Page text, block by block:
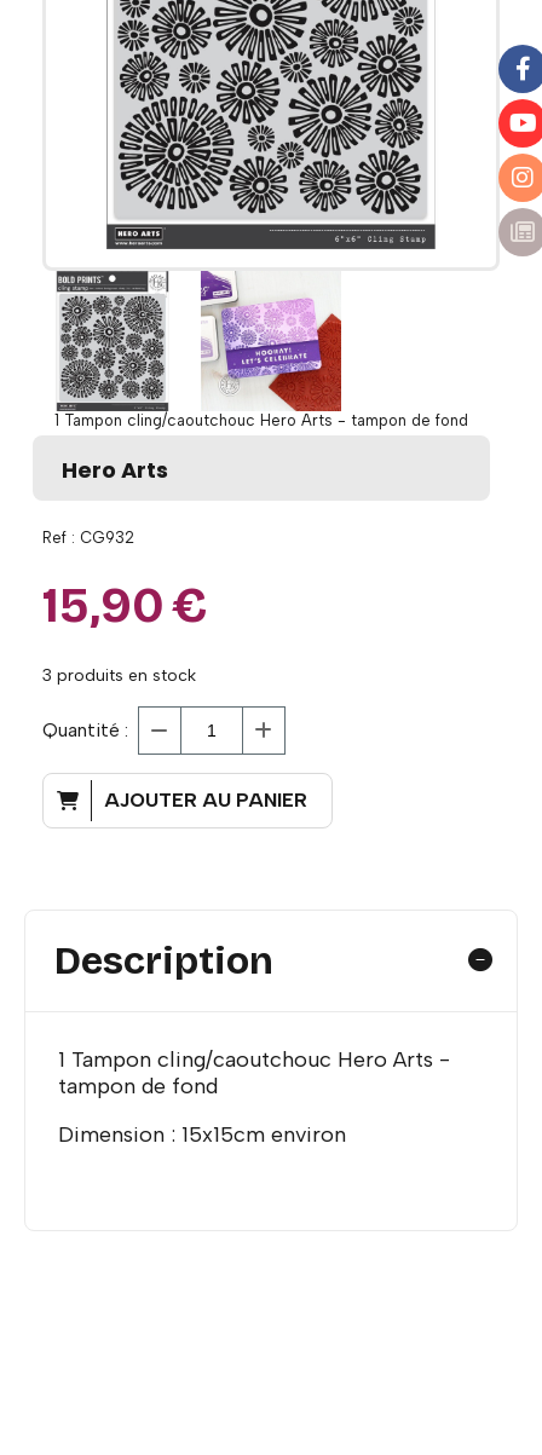
1 Tampon cling/caoutchouc Hero Arts - tampon de fond
Hero Arts
Ref : CG932
15,90€
3 produits en stock
Quantité :
AJOUTER AU PANIER
Description
1 Tampon cling/caoutchouc Hero Arts -
tampon de fond
Dimension : 15x15cm environ